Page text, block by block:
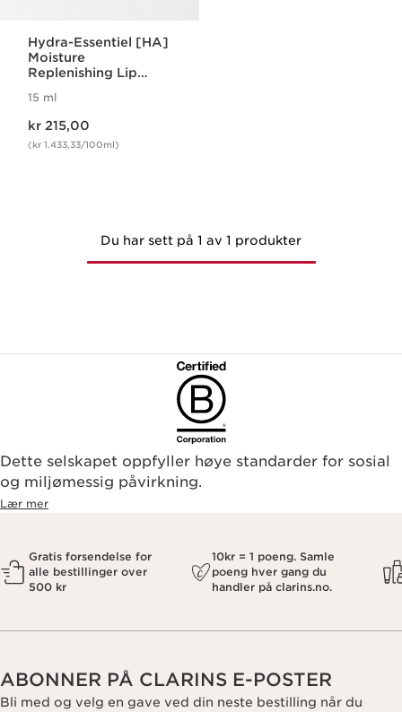
Hydra-Essentiel [HA]
Moisture
Replenishing Lip
15 ml
kr 215,00
(kr 1.433,33/100ml)
Du har sett på 1 av 1 produkter
Dette selskapet oppfyller høye standarder for sosial
og miljømessig påvirkning.
Lær mer
Gratis forsendelse for
alle bestillinger over
500 kr
10kr = 1 poeng. Samle
poeng hver gang du
handler på clarins.no.
ABONNER PÅ CLARINS E-POSTER
Bli med og velg en gave ved din neste bestilling når du